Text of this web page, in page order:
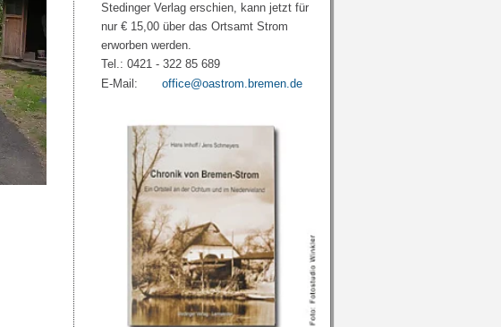
Stedinger Verlag erschien, kann jetzt für
nur € 15,00 über das Ortsamt Strom
erworben werden.
Tel.: 0421 - 322 85 689
E-Mail:
office@oastrom.bremen.de